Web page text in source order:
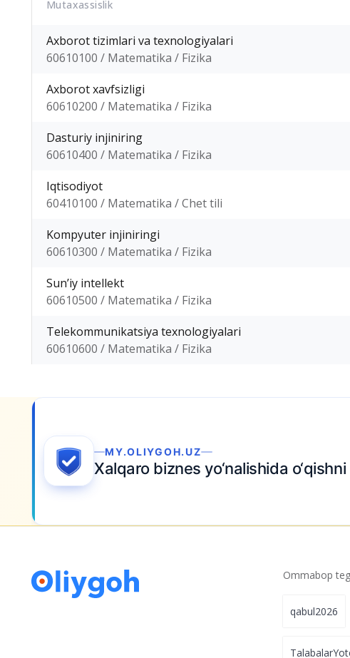
Mutaxassislik
Axborot tizimlari va texnologiyalari
60610100 / Matematika / Fizika
Axborot xavfsizligi
60610200 / Matematika / Fizika
Dasturiy injiniring
60610400 / Matematika / Fizika
Iqtisodiyot
60410100 / Matematika / Chet tili
Kompyuter injiniringi
60610300 / Matematika / Fizika
Sunʼiy intellekt
60610500 / Matematika / Fizika
Telekommunikatsiya texnologiyalari
60610600 / Matematika / Fizika
MY.OLIYGOH.UZ
Xalqaro biznes yo‘nalishida
Ommabop
qabul2026